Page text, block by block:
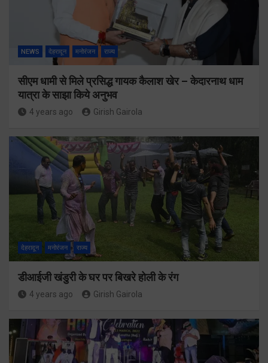
NEWS देहरादून मनोरंजन राज्य
सीएम धामी से मिले प्रसिद्ध गायक कैलाश खेर – केदारनाथ धाम
यात्रा के साझा किये अनुभव
4 years ago Girish Gairola
देहरादून मनोरंजन राज्य
डीआईजी खंडुरी के घर पर बिखरे होली के रंग
4 years ago Girish Gairola